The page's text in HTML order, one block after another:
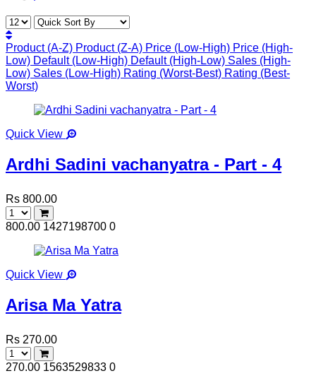
Product (A-Z) Product (Z-A) Price (Low-High) Price (High-
Low) Default (Low-High) Default (High-Low) Sales (High-
Low) Sales (Low-High) Rating (Worst-Best) Rating (Best-
Worst)
Quick View
Ardhi Sadini vachanyatra - Part - 4
Rs 800.00
800.00 1427198700 0
Quick View
Arisa Ma Yatra
Rs 270.00
270.00 1563529833 0